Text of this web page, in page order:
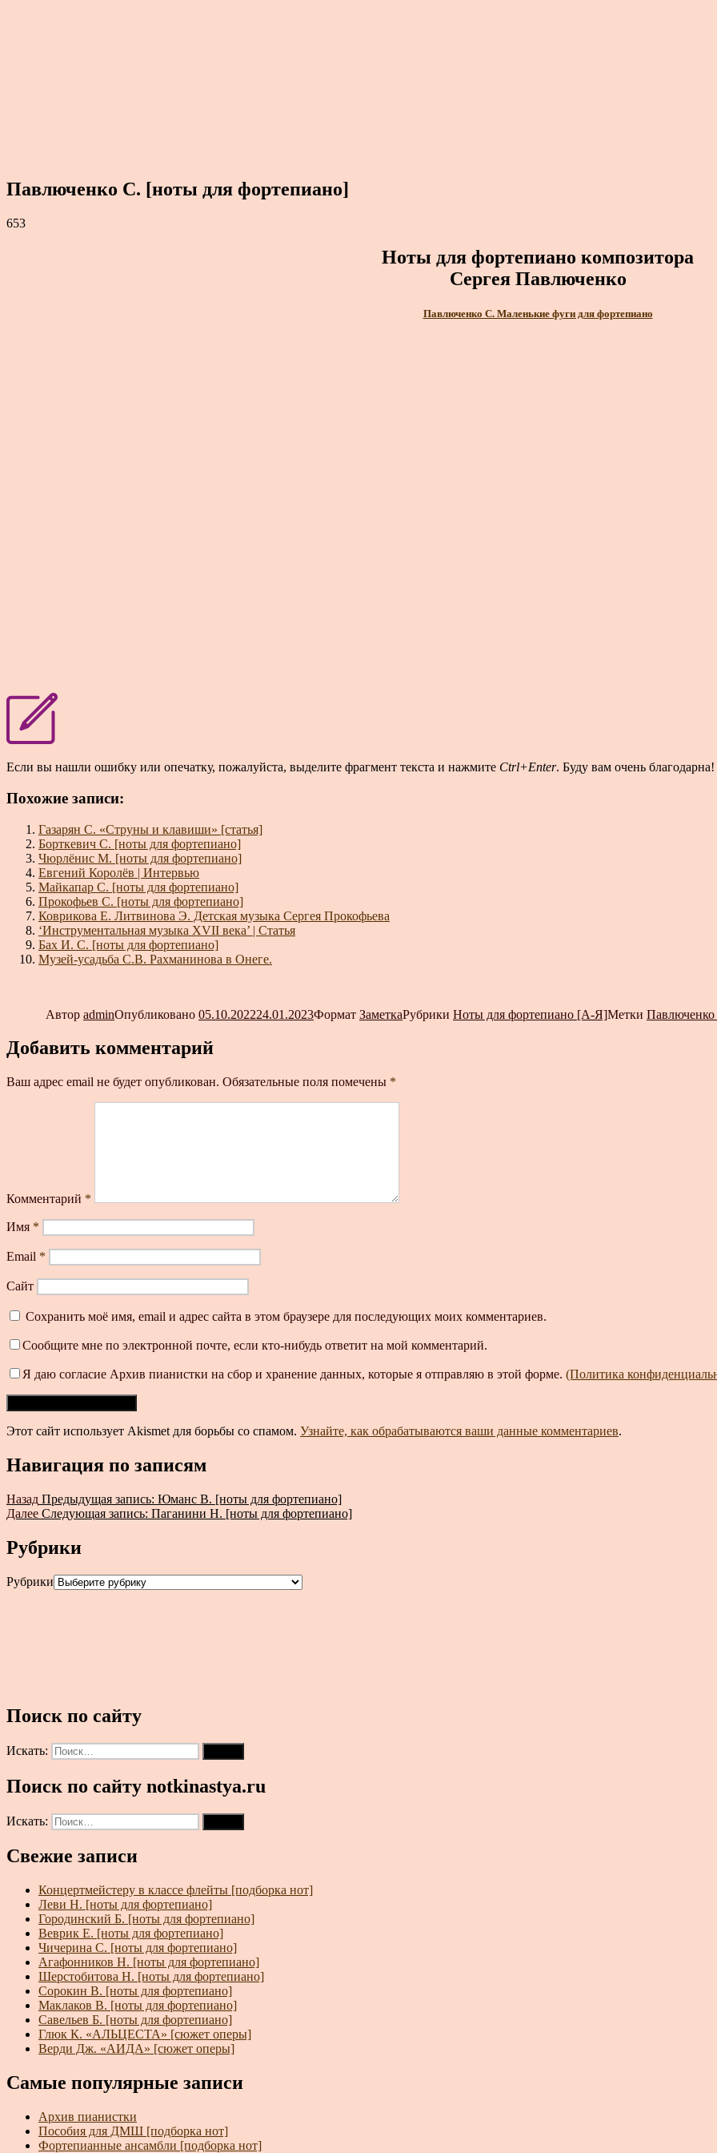
Павлюченко С. [ноты для фортепиано]
653
Ноты для фортепиано композитора
Сергея Павлюченко
Павлюченко С. Маленькие фуги для фортепиано
Если вы нашли ошибку или опечатку, пожалуйста, выделите фрагмент текста и нажмите Ctrl+Enter. Буду вам очень благодарна!
Похожие записи:
Газарян С. «Струны и клавиши» [статья]
Борткевич С. [ноты для фортепиано]
Чюрлёнис М. [ноты для фортепиано]
Евгений Королёв | Интервью
Майкапар С. [ноты для фортепиано]
Прокофьев С. [ноты для фортепиано]
Коврикова Е. Литвинова Э. Детская музыка Сергея Прокофьева
‘Инструментальная музыка XVII века’ | Статья
Бах И. С. [ноты для фортепиано]
Музей-усадьба С.В. Рахманинова в Онеге.
Автор adminОпубликовано 05.10.202224.01.2023Формат ЗаметкаРубрики Ноты для фортепиано [А-Я]Метки
Добавить комментарий
Ваш адрес email не будет опубликован. Обязательные поля помечены *
Комментарий *
Имя *
Email *
Сайт
Сохранить моё имя, email и адрес сайта в этом браузере для последующих моих комментариев.
Сообщите мне по электронной почте, если кто-нибудь ответит на мой комментарий.
Я даю согласие Архив пианистки на сбор и хранение данных, которые я отправляю в этой форме. (Политика
Этот сайт использует Akismet для борьбы со спамом. Узнайте, как обрабатываются ваши данные комментариев.
Навигация по записям
Назад Предыдущая запись: Юманс В. [ноты для фортепиано]
Далее Следующая запись: Паганини Н. [ноты для фортепиано]
Рубрики
Рубрики
Поиск по сайту
Искать:
Поиск по сайту notkinastya.ru
Искать:
Свежие записи
Концертмейстеру в классе флейты [подборка нот]
Леви Н. [ноты для фортепиано]
Городинский Б. [ноты для фортепиано]
Веврик Е. [ноты для фортепиано]
Чичерина С. [ноты для фортепиано]
Агафонников Н. [ноты для фортепиано]
Шерстобитова Н. [ноты для фортепиано]
Сорокин В. [ноты для фортепиано]
Маклаков В. [ноты для фортепиано]
Савельев Б. [ноты для фортепиано]
Глюк К. «АЛЬЦЕСТА» [сюжет оперы]
Верди Дж. «АИДА» [сюжет оперы]
Самые популярные записи
Архив пианистки
Пособия для ДМШ [подборка нот]
Фортепианные ансамбли [подборка нот]